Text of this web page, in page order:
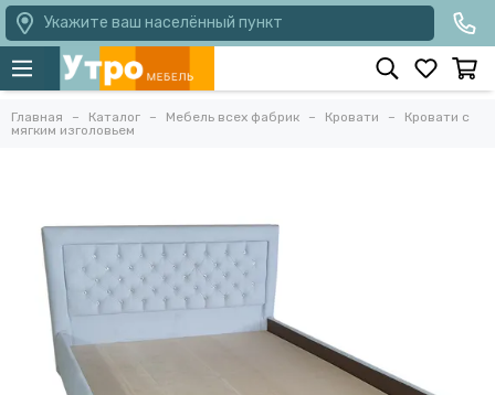
Укажите ваш населённый пункт
Главная Каталог Мебель всех фабрик Кровати
Кровати с
мягким изголовьем